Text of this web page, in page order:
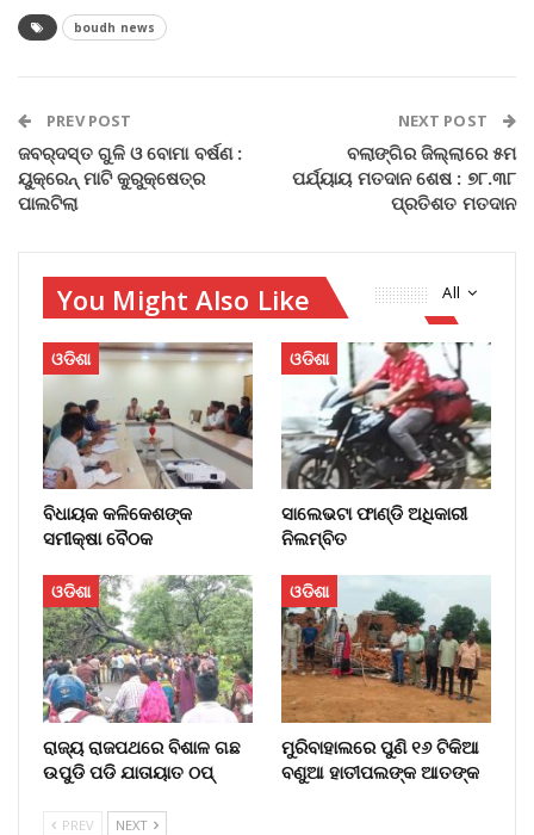
boudh news
PREV POST
ଜବର୍‌ଦସ୍ତ ଗୁଳି ଓ ବୋମା ବର୍ଷଣ :
ୟୁକ୍ରେନ୍‌ ମାଟି କୁରୁକ୍ଷେତ୍ର
ପାଲଟିଲା
NEXT POST
ବଲାଙ୍ଗିର ଜିଲ୍ଲାରେ ୫ମ
ପର୍ଯ୍ୟାୟ ମତଦାନ ଶେଷ : ୭୮.୩୮
ପ୍ରତିଶତ ମତଦାନ
All
You Might Also Like
ଓଡିଶା
ବିଧାୟକ କଳିକେଶଙ୍କ
ସମୀକ୍ଷା ବୈଠକ
ଓଡିଶା
ସାଲେଭଟା ଫାଣ୍ଡି ଅଧିକାରୀ
ନିଲମ୍ବିତ
ଓଡିଶା
ରାଜ୍ୟ ରାଜପଥରେ ବିଶାଳ ଗଛ
ଉପୁଡି ପଡି ଯାତାୟାତ ଠପ୍‌
ଓଡିଶା
ମୁରିବାହାଲରେ ପୁଣି ୧୬ ଟିକିଆ
ବଣୁଆ ହାତୀପଲଙ୍କ ଆତଙ୍କ
PREV NEXT